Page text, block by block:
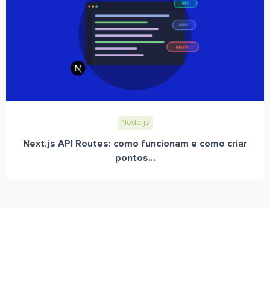
Node.js
Next.js API Routes: como funcionam e como criar
pontos...